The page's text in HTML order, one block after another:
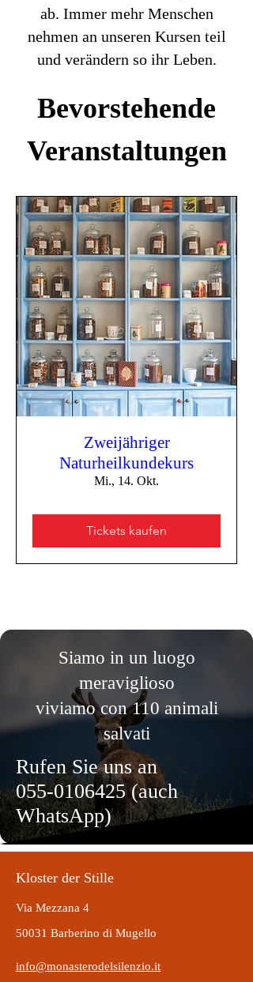
ab. Immer mehr Menschen
nehmen an unseren Kursen teil
und verändern so ihr Leben.
Bevorstehende
Veranstaltungen
Zweijähriger
Naturheilkundekurs
Mi., 14. Okt.
Tickets kaufen
Siamo in un luogo
meraviglioso
viviamo con 110 animali
salvati
Rufen Sie uns an
055-0106425(auch
WhatsApp)
Kloster der Stille
Via Mezzana 4
50031 Barberino di Mugello
info@monasterodelsilenzio.it